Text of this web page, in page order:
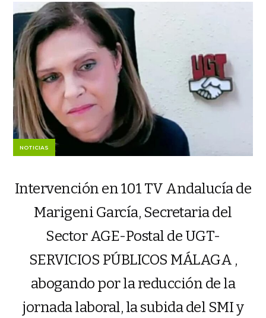
NOTICIAS
Intervención en 101 TV Andalucía de
Marigeni García, Secretaria del
Sector AGE-Postal de UGT-
SERVICIOS PÚBLICOS MÁLAGA ,
abogando por la reducción de la
jornada laboral, la subida del SMI y